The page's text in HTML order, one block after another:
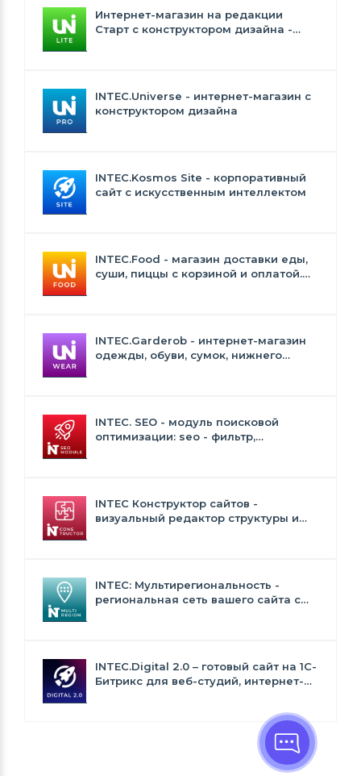
Интернет-магазин на редакции
Старт с конструктором дизайна -
INTEC.Universe - интернет-магазин с
конструктором дизайна
INTEC.Kosmos Site - корпоративный
сайт с искусственным интеллектом
INTEC.Food - магазин доставки еды,
суши, пиццы с корзиной и оплатой.
INTEC.Garderob - интернет-магазин
одежды, обуви, сумок, нижнего
INTEC. SEO - модуль поисковой
оптимизации: seo - фильтр,
INTEC Конструктор сайтов -
визуальный редактор структуры и
INTEC: Мультирегиональность -
региональная сеть вашего сайта с
INTEC.Digital 2.0 – готовый сайт на 1C-
Битрикс для веб-студий, интернет-